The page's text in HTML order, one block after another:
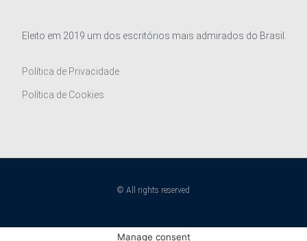
Eleito em 2019 um dos escritórios mais admirados do Brasil.
Política de Privacidade
Política de Cookies
© All rights reserved
Manage consent